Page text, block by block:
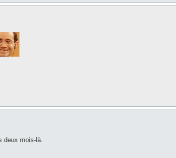
deux mois-là.